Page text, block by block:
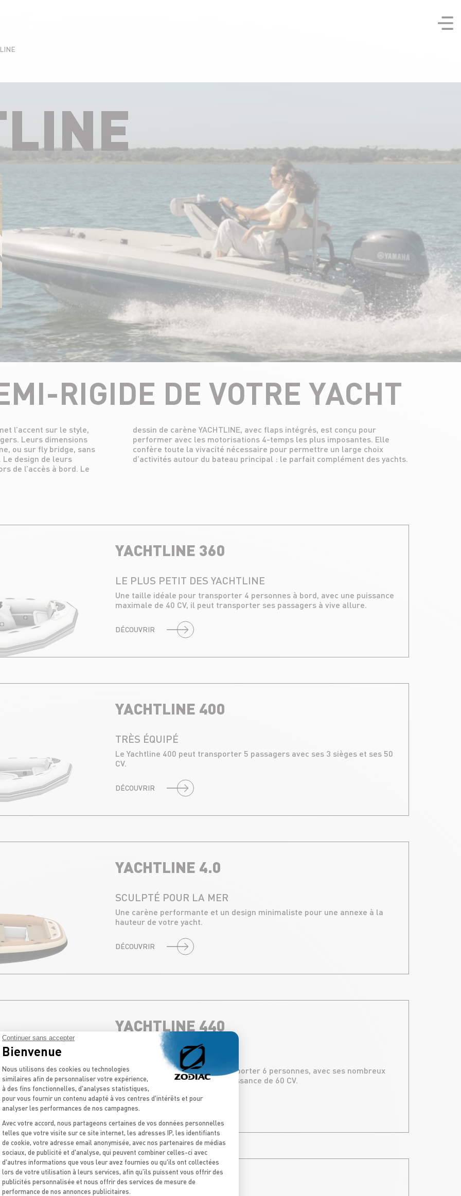
RIGIDE DE VOTRE YACHT
l’accent sur le style,
Leurs dimensions
ou sur fly bridge, sans
design de leurs
de l’accès à bord. Le
est conçu pour
imposantes. Elle
un large choix
d’activités autour du bateau principal : le parfait complément des yachts.
YACHTLINE 360
LE PLUS PETIT DES YACHTLINE
Une taille idéale pour transporter 4 personnes à bord, avec une puissance
maximale de 40 CV, il peut transporter ses passagers à vive allure.
DÉCOUVRIR
YACHTLINE 400
TRÈS ÉQUIPÉ
Le Yachtline 400 peut transporter 5 passagers avec ses 3 sièges et ses 50
CV.
DÉCOUVRIR
YACHTLINE 4.0
SCULPTÉ POUR LA MER
Une carène performante et un design minimaliste pour une annexe à la
hauteur de votre yacht.
DÉCOUVRIR
YACHTLINE 440
LE BON COMPROMIS
Le complément idéal pour transporter 6 personnes, avec ses nombreux
coffres de rangements et sa puissance de 60 CV.
YACHTLINE 490
Continuer sans accepter
Bienvenue
Plateforme de Gestion du Consentement : Personnalisez vos Options
Nous utilisons des cookies ou technologies
similaires afin de personnaliser votre expérience,
à des fins fonctionnelles, d'analyses statistiques,
pour vous fournir un contenu adapté à vos centres d'intérêts et pour
analyser les performances de nos campagnes.
Avec votre accord, nous partageons certaines de vos données personnelles
telles que votre visite sur ce site internet, les adresses IP, les identifiants
de cookie, votre adresse email anonymisée, avec nos partenaires de médias
sociaux, de publicité et d'analyse, qui peuvent combiner celles-ci avec
d'autres informations que vous leur avez fournies ou qu'ils ont collectées
lors de votre utilisation à leurs services, afin qu’ils puissent vous offrir des
publicités personnalisée et nous offrir des services de mesure de
performance de nos annonces publicitaires.
Axeptio consent